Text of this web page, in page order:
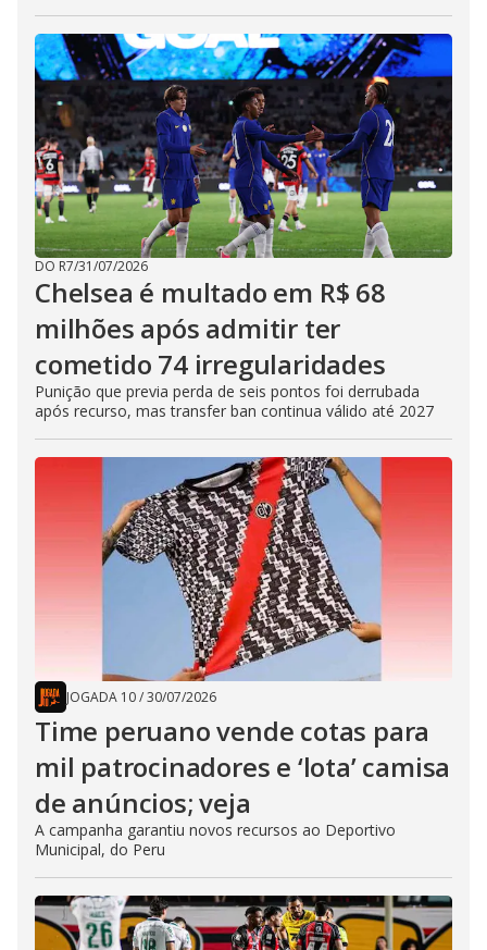
DO R7/31/07/2026
Chelsea é multado em R$ 68
milhões após admitir ter
cometido 74 irregularidades
Punição que previa perda de seis pontos foi derrubada
após recurso, mas transfer ban continua válido até 2027
JOGADA 10/30/07/2026
Time peruano vende cotas para
mil patrocinadores e ‘lota’ camisa
de anúncios; veja
A campanha garantiu novos recursos ao Deportivo
Municipal, do Peru